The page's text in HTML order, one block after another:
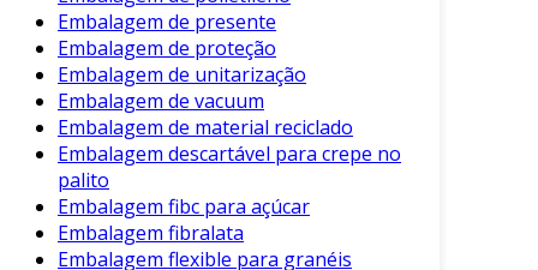
alimentos frágeis.
E-commerce: Utilizado na proteção de
produtos durante a entrega ao
consumidor final.
Essas aplicações demonstram a versatilidade do
plástico bolha, mostrando como ele se adapta
às necessidades de diferentes indústrias.
Embalagem de presente
Embalagem de proteção
Embalagem de unitarização
Embalagem de vacuum
Embalagem de material reciclado
Embalagem descartável para crepe no
palito
Embalagem fibc para açúcar
Embalagem fibralata
Embalagem flexible para granéis